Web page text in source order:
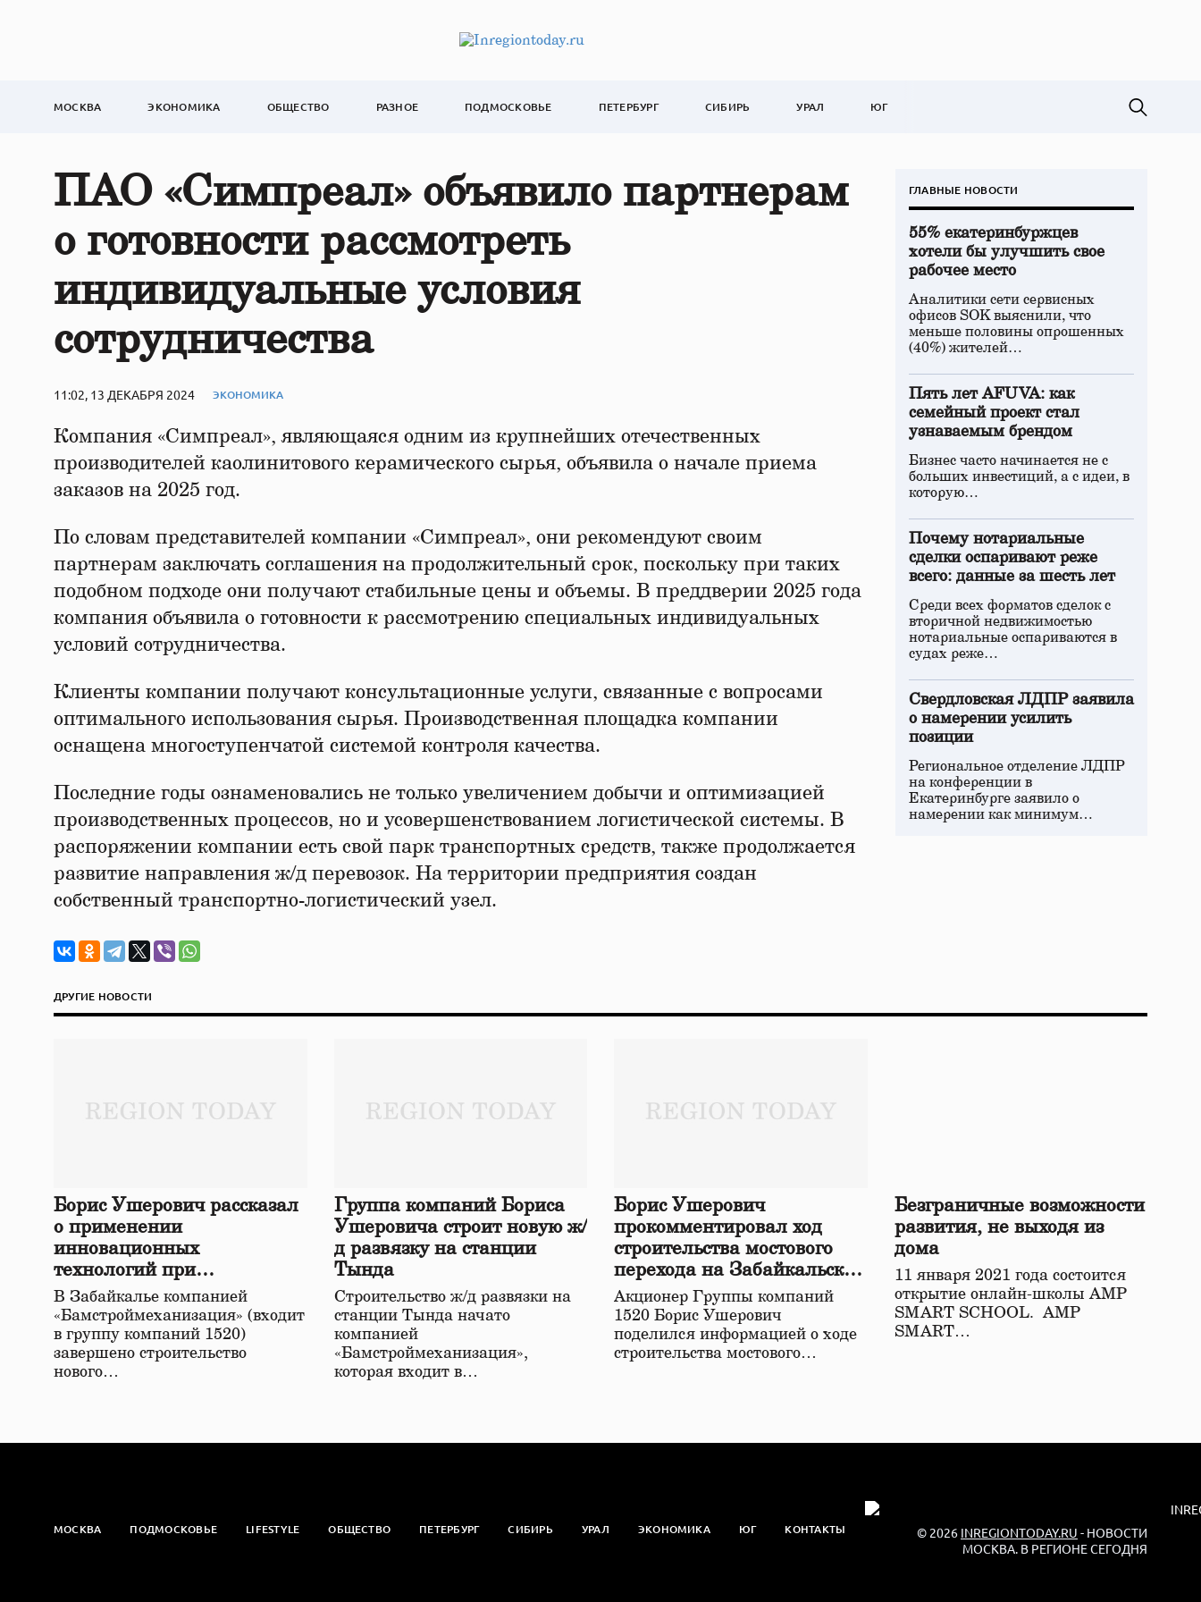
МОСКВА ЭКОНОМИКА ОБЩЕСТВО РАЗНОЕ ПОДМОСКОВЬЕ ПЕТЕРБУРГ СИБИРЬ УРАЛ ЮГ
ПАО «Симпреал» объявило партнерам
о готовности рассмотреть
индивидуальные условия
сотрудничества
11:02, 13 ДЕКАБРЯ 2024 ЭКОНОМИКА
Компания «Симпреал», являющаяся одним из крупнейших отечественных
производителей каолинитового керамического сырья, объявила о начале приема
заказов на 2025 год.
По словам представителей компании «Симпреал», они рекомендуют своим
партнерам заключать соглашения на продолжительный срок, поскольку при таких
подобном подходе они получают стабильные цены и объемы. В преддверии 2025 года
компания объявила о готовности к рассмотрению специальных индивидуальных
условий сотрудничества.
Клиенты компании получают консультационные услуги, связанные с вопросами
оптимального использования сырья. Производственная площадка компании
оснащена многоступенчатой системой контроля качества.
Последние годы ознаменовались не только увеличением добычи и оптимизацией
производственных процессов, но и усовершенствованием логистической системы. В
распоряжении компании есть свой парк транспортных средств, также продолжается
развитие направления ж/д перевозок. На территории предприятия создан
собственный транспортно-логистический узел.
ГЛАВНЫЕ НОВОСТИ
55% екатеринбуржцев
хотели бы улучшить свое
рабочее место
Аналитики сети сервисных
офисов SOK выяснили, что
меньше половины опрошенных
(40%) жителей…
Пять лет AFUVA: как
семейный проект стал
узнаваемым брендом
Бизнес часто начинается не с
больших инвестиций, а с идеи, в
которую…
Почему нотариальные
сделки оспаривают реже
всего: данные за шесть лет
Среди всех форматов сделок с
вторичной недвижимостью
нотариальные оспариваются в
судах реже…
Свердловская ЛДПР заявила
о намерении усилить
позиции
Региональное отделение ЛДПР
на конференции в
Екатеринбурге заявило о
намерении как минимум…
ДРУГИЕ НОВОСТИ
Борис Ушерович рассказал
о применении
инновационных
технологий при
строительстве нового моста
в Забайкалье
В Забайкалье компанией
«Бамстроймеханизация» (входит
в группу компаний 1520)
завершено строительство
нового…
Группа компаний Бориса
Ушеровича строит новую ж/
д развязку на станции
Тында
Строительство ж/д развязки на
станции Тында начато
компанией
«Бамстроймеханизация»,
которая входит в…
Борис Ушерович
прокомментировал ход
строительства мостового
перехода на Забайкальской
железной дороге
Акционер Группы компаний
1520 Борис Ушерович
поделился информацией о ходе
строительства мостового…
Безграничные возможности
развития, не выходя из
дома
11 января 2021 года состоится
открытие онлайн-школы АМР
SMART SCHOOL. АМР
SMART…
МОСКВА ПОДМОСКОВЬЕ LIFESTYLE ОБЩЕСТВО ПЕТЕРБУРГ СИБИРЬ УРАЛ ЭКОНОМИКА ЮГ КОНТАКТЫ © 2026 INREGIONTODAY.RU - НОВОСТИ
МОСКВА. В РЕГИОНЕ СЕГОДНЯ